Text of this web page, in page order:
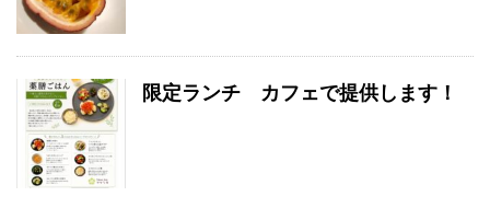
限定ランチ カフェで提供します！